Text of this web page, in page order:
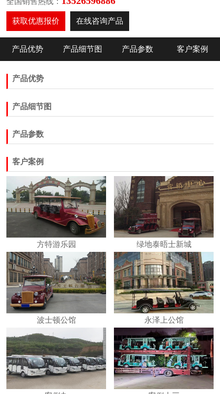
获取优惠报价 在线咨询产品
产品优势 产品细节图 产品参数 客户案例
产品优势
产品细节图
产品参数
客户案例
方特游乐园 绿地泰晤士新城
波士顿公馆 永泽上公馆